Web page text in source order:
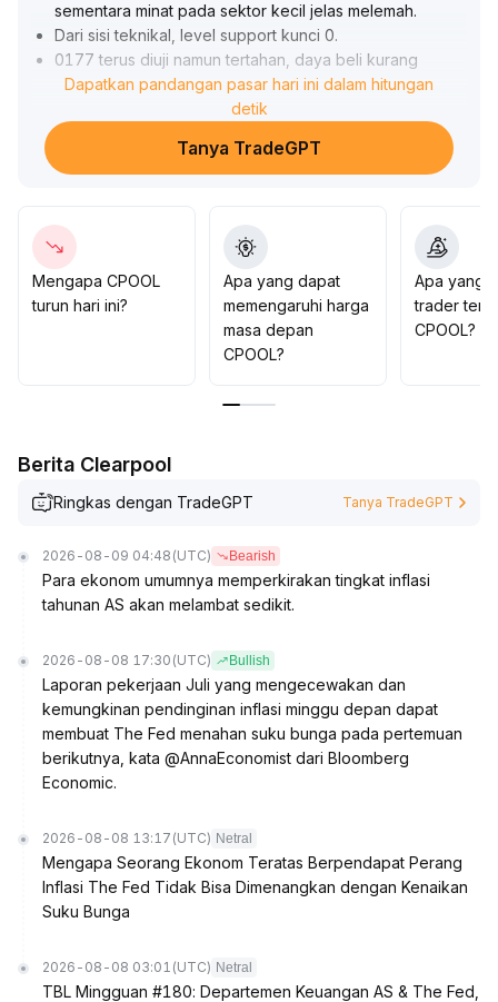
sementara minat pada sektor kecil jelas melemah.
Dari sisi teknikal, level support kunci 0.
0177 terus diuji namun tertahan, daya beli kurang
memadai; dari sisi fundamental, tertekan oleh
pengetatan likuiditas aset kripto secara keseluruhan
Dalam jangka pendek, dengan adanya gangguan dari
data ekonomi utama AS dan ekspektasi suku bunga,
meningkat, sehingga pengelolaan risiko dan likuiditas
harus diutamakan
Dapatkan pandangan pasar hari ini dalam hitungan
detik
Tanya TradeGPT
Mengapa CPOOL
turun hari ini?
Apa yang dapat
memengaruhi harga
masa depan
CPOOL?
Apa yang
trader
CPOOL?
Berita Clearpool
Ringkas dengan TradeGPT Tanya TradeGPT
2026-08-09 04:48 (UTC) Bearish
Para ekonom umumnya memperkirakan tingkat inflasi
tahunan AS akan melambat sedikit.
2026-08-08 17:30 (UTC) Bullish
Laporan pekerjaan Juli yang mengecewakan dan
kemungkinan pendinginan inflasi minggu depan dapat
membuat The Fed menahan suku bunga pada pertemuan
berikutnya, kata @AnnaEconomist dari Bloomberg
Economic.
2026-08-08 13:17 (UTC) Netral
Mengapa Seorang Ekonom Teratas Berpendapat Perang
Inflasi The Fed Tidak Bisa Dimenangkan dengan Kenaikan
Suku Bunga
2026-08-08 03:01 (UTC) Netral
TBL Mingguan #180: Departemen Keuangan AS & The Fed,